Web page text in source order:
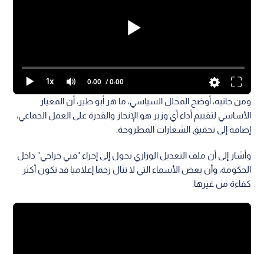
1x 0:00 / 0:00
ومن جانبه، أوضح المحلل السياسي، ما هر أبو طير، أن المعيار
الأساسي لتقييم أداء أي وزير هو الإنجاز والقدرة على العمل الجماعي،
إضافة إلى تحقيق الشعارات المطروحة.
وأشار إلى أن ملف التعديل الوزاري تحول إلى إجراء "فني جراحي" داخل
الحكومة، وأن بعض الأسماء التي لا تنال زخما إعلاميا قد تكون أكثر
كفاءة من غيرها.